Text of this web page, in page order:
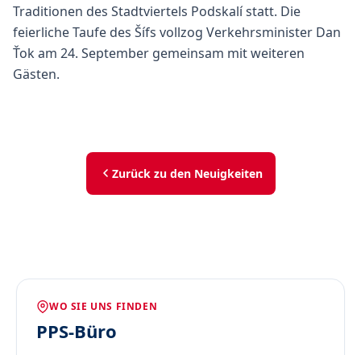
Traditionen des Stadtviertels Podskalí statt. Die
feierliche Taufe des Šífs vollzog Verkehrsminister Dan
Ťok am 24. September gemeinsam mit weiteren
Gästen.
Zurück zu den Neuigkeiten
WO SIE UNS FINDEN
PPS-Büro